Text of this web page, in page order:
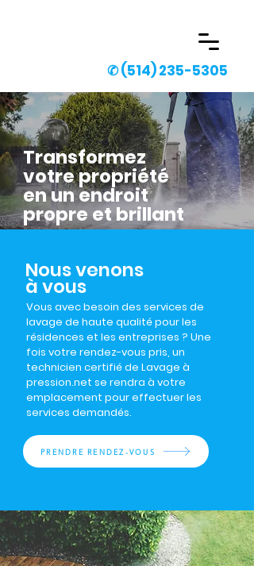
✆(514) 235-5305
Transformez
votre propriété
en un endroit
propre et brillant
Nous venons
à vous
Vous avec besoin des services de
lavage de haute qualité pour les
résidences et les entreprises ? Une
fois votre rendez-vous pris, un
technicien certifié de Lavage à
pression.net se rendra à votre
emplacement pour effectuer les
services demandés.
PRENDRE RENDEZ-VOUS